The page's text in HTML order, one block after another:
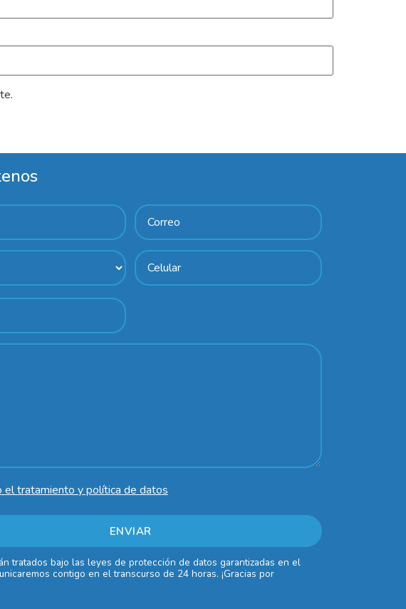
el tratamiento y política de datos
tratados bajo las leyes de protección de datos garantizadas en el
contigo en el transcurso de 24 horas. ¡Gracias por